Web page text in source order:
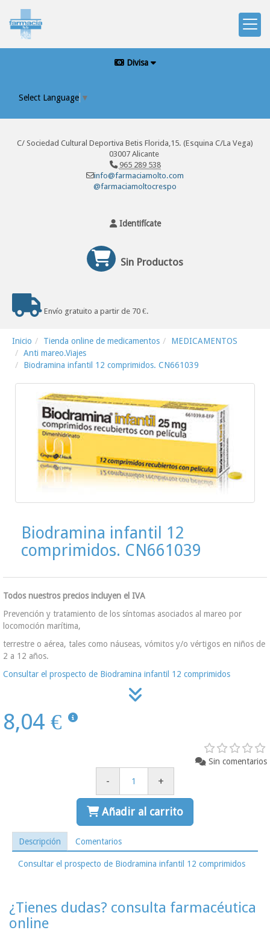
Divisa
Select Language ▼
C/ Sociedad Cultural Deportiva Betis Florida,15. (Esquina C/La Vega)
03007 Alicante
965 289 538
info@farmaciamolto.com
@farmaciamoltocrespo
Identifícate
Sin Productos
Envío gratuito a partir de 70 €.
Inicio Tienda online de medicamentos
MEDICAMENTOS
Anti mareo.Viajes
Biodramina infantil 12 comprimidos. CN661039
Biodramina infantil 12
comprimidos. CN661039
Todos nuestros precios incluyen el IVA
Prevención y tratamiento de los síntomas asociados al mareo por
locomoción marítima,
terrestre o aérea, tales como náuseas, vómitos y/o vértigos en niños de
2 a 12 años.
Consultar el prospecto de Biodramina infantil 12 comprimidos
8,04 €
Sin comentarios
- +
Añadir al carrito
Descripción Comentarios
Consultar el prospecto de Biodramina infantil 12 comprimidos
¿Tienes dudas? consulta farmacéutica
online